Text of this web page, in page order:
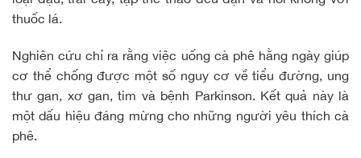
thuốc lá.
Nghiên cứu chỉ ra rằng việc uống cà phê hằng ngày giúp
cơ thể chống được một số nguy cơ về tiểu đường, ung
thư gan, xơ gan, tim và bệnh Parkinson. Kết quả này là
một dấu hiệu đáng mừng cho những người yêu thích cà
phê.